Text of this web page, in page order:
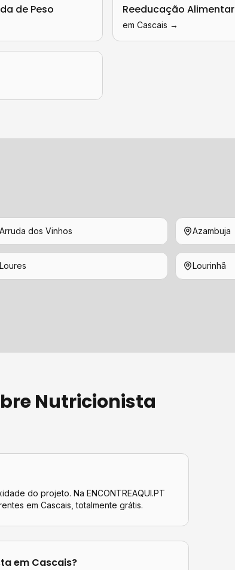
de Peso Reeducação Alimentar
em Cascais →
Arruda dos Vinhos Azambuja
Loures Lourinhã
Nutricionista
do projeto. Na ENCONTREAQUI.PT
em Cascais , totalmente grátis.
em Cascais?